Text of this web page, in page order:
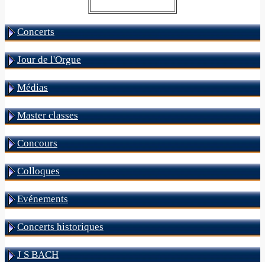
Concerts
Jour de l'Orgue
Médias
Master classes
Concours
Colloques
Evénements
Concerts historiques
J S BACH